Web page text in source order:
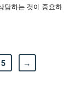
담하는 것이 중요하
5 →